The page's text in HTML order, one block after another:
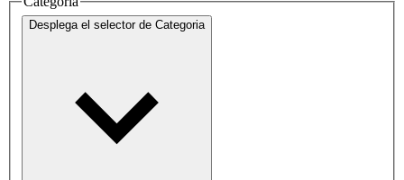
Desplega el selector de Categoria